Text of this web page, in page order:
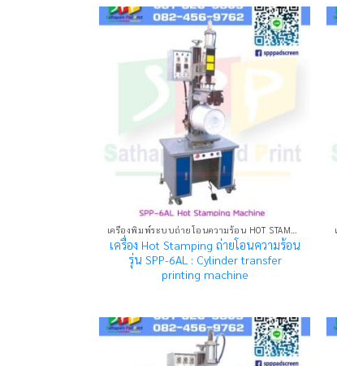
เครื่องพิมพ์ระบบถ่ายโอนความร้อน HOT STAMPING MACHINE
เครื่อง Hot Stamping ถ่ายโอนความร้อน
รุ่น SPP-6AL : Cylinder transfer
printing machine